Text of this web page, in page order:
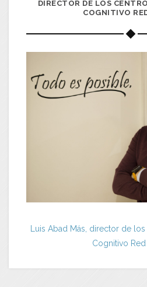
DIRECTOR DE LOS
COGNITIVO
Luis Abad Más, director de
Cognitivo Red